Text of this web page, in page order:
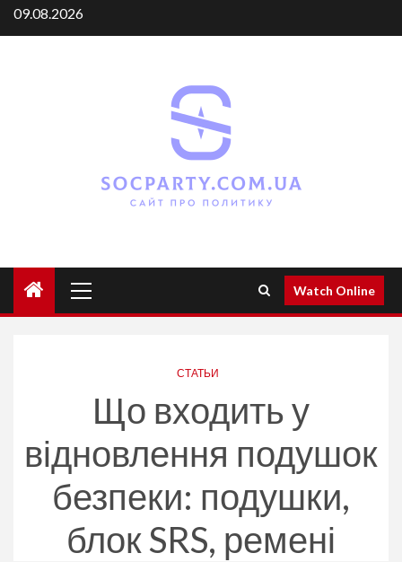
Skip
to
09.08.2026
Menu
Watch Online
СТАТЬИ
Що входить у
відновлення подушок
безпеки: подушки,
блок SRS, ремені